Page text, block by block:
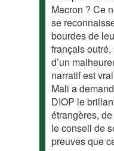
Macron ? Ce
se
bourdes de
français
d’un
narratif est
Mali a
DIOP le
étrangères,
le conseil de
preuves que